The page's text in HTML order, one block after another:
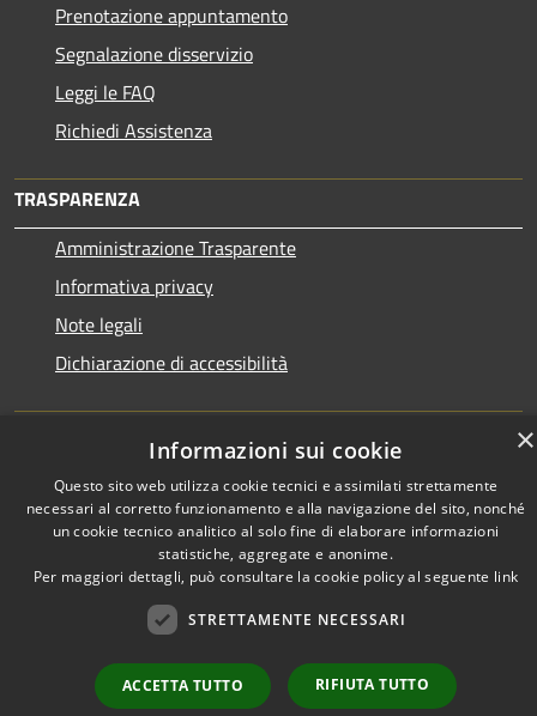
Prenotazione appuntamento
Segnalazione disservizio
Leggi le FAQ
Richiedi Assistenza
TRASPARENZA
Amministrazione Trasparente
Informativa privacy
Note legali
Dichiarazione di accessibilità
RSS
Accessibility
Privacy
Cookie
Copyright © 2026 • Town of •
Powered byMunicipium•
Admin access
×
Informazioni sui cookie
Questo sito web utilizza cookie tecnici e assimilati strettamente
necessari al corretto funzionamento e alla navigazione del sito, nonché
un cookie tecnico analitico al solo fine di elaborare informazioni
statistiche, aggregate e anonime.
Per maggiori dettagli, può consultare la cookie policy al seguente link
STRETTAMENTE NECESSARI
ACCETTA TUTTO RIFIUTA TUTTO